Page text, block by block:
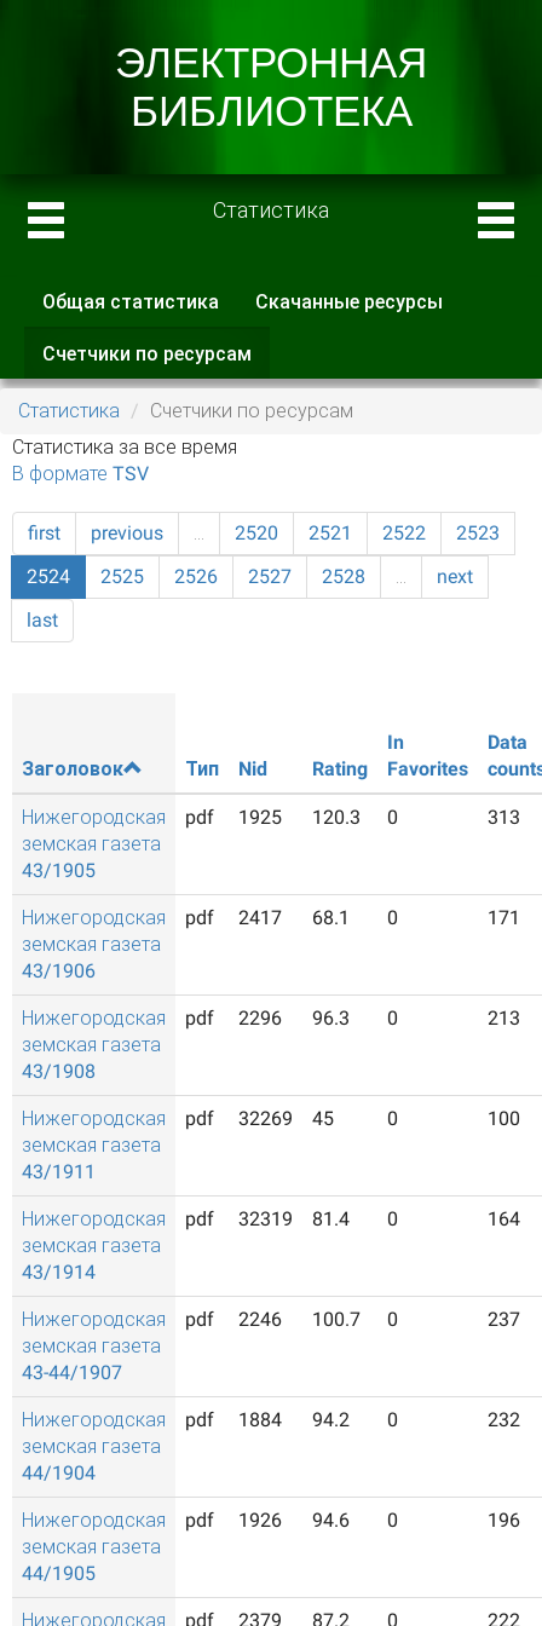
Статистика
Главные вкладки
Общая статистика Скачанные ресурсы
Счетчики по ресурсам
вкладка)
Статистика
Счетчики по ресурсам
Статистика за все время
В формате TSV
first previous … 2520 2521 2522
2523
2524
2525 2526 2527 2528 …
next
last
Заголовок Тип Nid Rating
In
Favorites
Data
Нижегородская
земская газета
43/1905
pdf 1925 120.3 0 313
Нижегородская
земская газета
43/1906
pdf 2417 68.1 0 171
Нижегородская
земская газета
43/1908
pdf 2296 96.3 0 213
Нижегородская
земская газета
43/1911
pdf 32269 45 0 100
Нижегородская
земская газета
43/1914
pdf 32319 81.4 0 164
Нижегородская
земская газета
43-44/1907
pdf 2246 100.7 0 237
Нижегородская
земская газета
44/1904
pdf 1884 94.2 0 232
Нижегородская
земская газета
44/1905
pdf 1926 94.6 0 196
Нижегородская pdf 2379 87.2 0 222